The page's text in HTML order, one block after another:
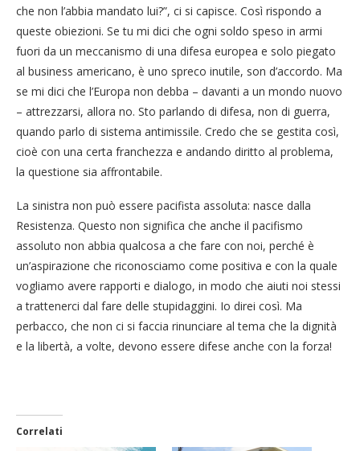
che non l’abbia mandato lui?”, ci si capisce. Così rispondo a
queste obiezioni. Se tu mi dici che ogni soldo speso in armi
fuori da un meccanismo di una difesa europea e solo piegato
al business americano, è uno spreco inutile, son d’accordo. Ma
se mi dici che l’Europa non debba – davanti a un mondo nuovo
– attrezzarsi, allora no. Sto parlando di difesa, non di guerra,
quando parlo di sistema antimissile. Credo che se gestita così,
cioè con una certa franchezza e andando diritto al problema,
la questione sia affrontabile.
La sinistra non può essere pacifista assoluta: nasce dalla
Resistenza. Questo non significa che anche il pacifismo
assoluto non abbia qualcosa a che fare con noi, perché è
un’aspirazione che riconosciamo come positiva e con la quale
vogliamo avere rapporti e dialogo, in modo che aiuti noi stessi
a trattenerci dal fare delle stupidaggini. Io direi così. Ma
perbacco, che non ci si faccia rinunciare al tema che la dignità
e la libertà, a volte, devono essere difese anche con la forza!
Correlati